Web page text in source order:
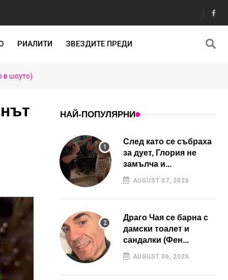
РИАЛИТИ ЗВЕЗДИТЕ ПРЕДИ
в шоуто)
НАЙ-ПОПУЛЯРНИ
След като се събраха
за дует, Глория не
замълча и...
AUGUST 07, 2026
Драго Чая се барна с
дамски тоалет и
сандалки (Фен...
AUGUST 06, 2026